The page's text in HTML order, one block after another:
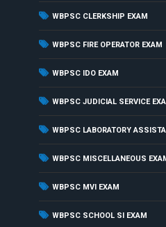
WBPSC CLERKSHIP EXAM
WBPSC FIRE OPERATOR EXAM
WBPSC IDO EXAM
WBPSC JUDICIAL SERVICE
WBPSC LABORATORY
WBPSC MISCELLANEOUS
WBPSC MVI EXAM
WBPSC SCHOOL SI EXAM